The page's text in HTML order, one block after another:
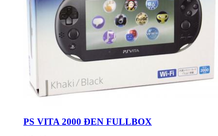
PS VITA 2000 ĐEN FULLBOX